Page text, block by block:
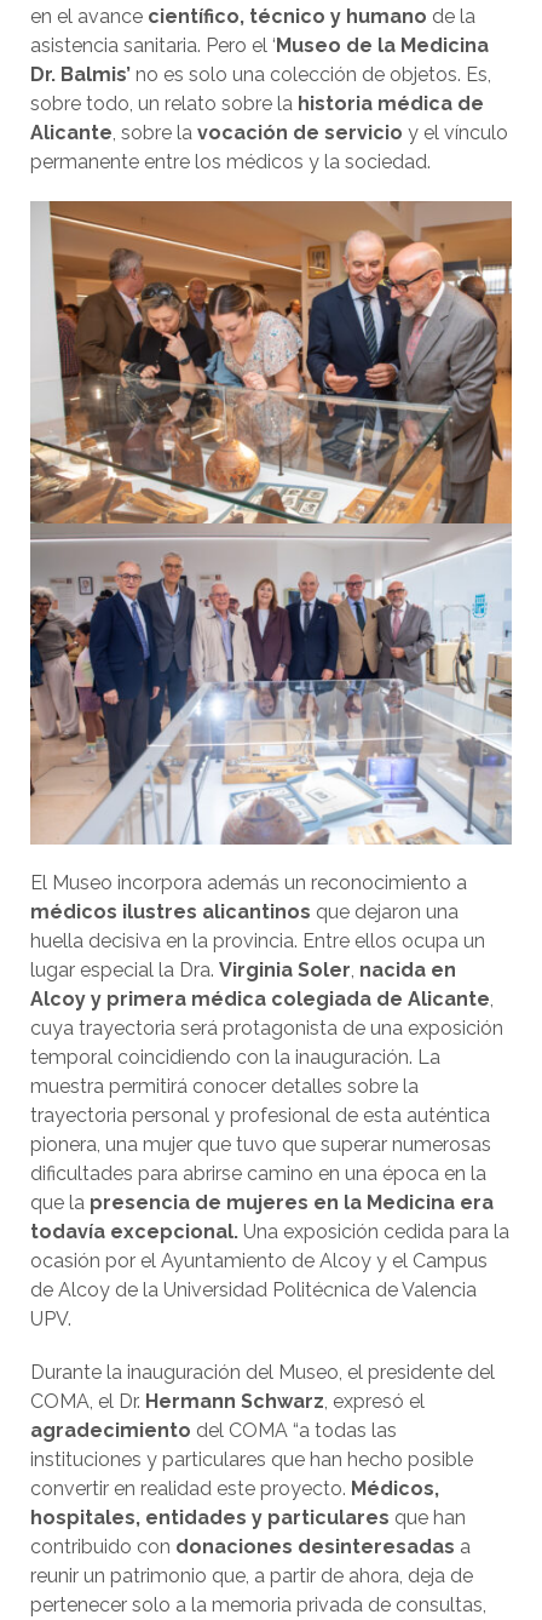
en el avance científico, técnico y humano de la
asistencia sanitaria. Pero el ‘ Museo de la Medicina
Dr. Balmis’ no es solo una colección de objetos. Es,
sobre todo, un relato sobre la historia médica de
Alicante, sobre la vocación de servicio y el vínculo
permanente entre los médicos y la sociedad.
El Museo incorpora además un reconocimiento a
médicos ilustres alicantinos que dejaron una
huella decisiva en la provincia. Entre ellos ocupa un
lugar especial la Dra. Virginia Soler, nacida en
Alcoy y primera médica colegiada de Alicante,
cuya trayectoria será protagonista de una exposición
temporal coincidiendo con la inauguración. La
muestra permitirá conocer detalles sobre la
trayectoria personal y profesional de esta auténtica
pionera, una mujer que tuvo que superar numerosas
dificultades para abrirse camino en una época en la
que la presencia de mujeres en la Medicina era
todavía excepcional. Una exposición cedida para la
ocasión por el Ayuntamiento de Alcoy y el Campus
de Alcoy de la Universidad Politécnica de Valencia
UPV.
Durante la inauguración del Museo, el presidente del
COMA, el Dr. Hermann Schwarz, expresó el
agradecimiento del COMA “a todas las
instituciones y particulares que han hecho posible
convertir en realidad este proyecto. Médicos,
hospitales, entidades y particulares que han
contribuido con donaciones desinteresadas a
reunir un patrimonio que, a partir de ahora, deja de
pertenecer solo a la memoria privada de consultas,